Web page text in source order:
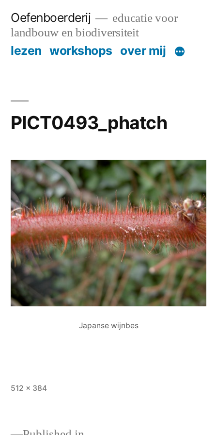
content
Oefenboerderij
educatie voor
landbouw en biodiversiteit
lezen workshops over mij
PICT0493_phatch
Japanse wijnbes
Full
512 × 384